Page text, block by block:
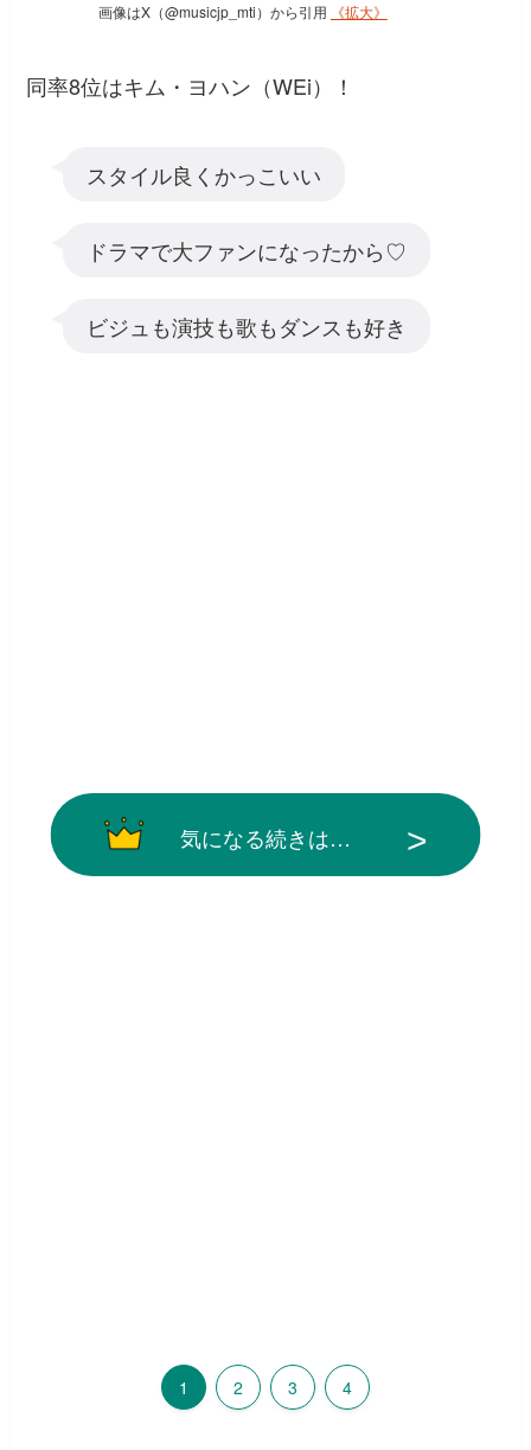
画像はX（@musicjp_mti）から引用 《拡大》
同率8位はキム・ヨハン（WEi）！
スタイル良くかっこいい
ドラマで大ファンになったから♡
ビジュも演技も歌もダンスも好き
気になる続きは…
1 2 3 4